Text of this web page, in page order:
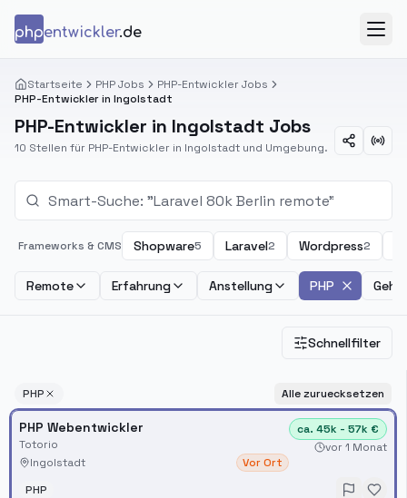
phpentwickler.de
Startseite PHP Jobs
PHP-Entwickler Jobs
PHP-Entwickler in Ingolstadt
PHP-Entwickler in Ingolstadt Jobs
10 Stellen für PHP-Entwickler in Ingolstadt und Umgebung.
Frameworks & CMS Shopware5 Laravel2 Wordpress2
Remote Erfahrung Anstellung PHP
Schnellfilter
PHP Alle zuruecksetzen
PHP Webentwickler
Totorio
Ingolstadt
Vor Ort
ca. 45k - 57k €
vor 1 Monat
PHP